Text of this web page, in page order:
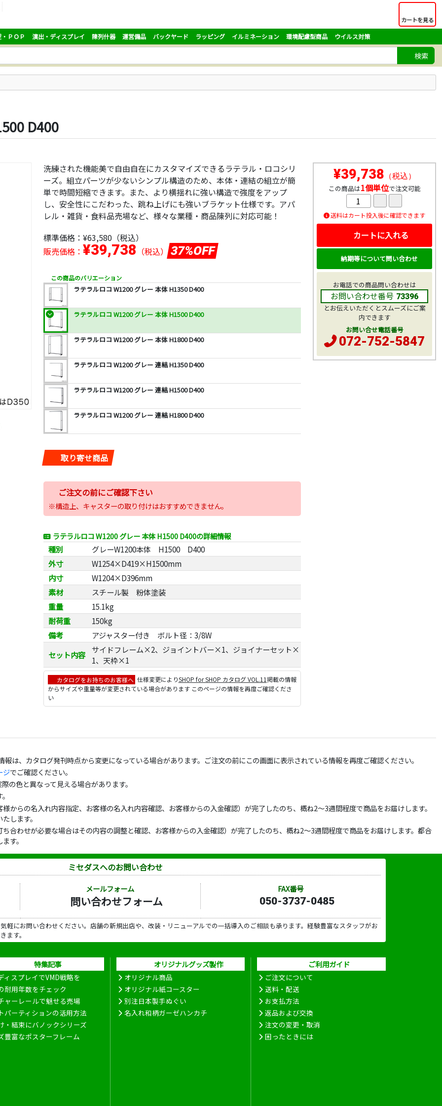
カートを見る
・ＰＯＰ 演出・ディスプレイ 陳列什器 運営備品 バックヤード ラッピング イルミネーション 環境配慮型商品 ウイルス対策
検索
D400
洗練された機能美で自由自在にカスタマイズできるラテラル・ロコシリ
ーズ。組立パーツが少ないシンプル構造のため、本体・連結の組立が簡
単で時間短縮できます。また、より横揺れに強い構造で強度をアップ
し、安全性にこだわった、跳ね上げにも強いブラケット仕様です。アパ
レル・雑貨・食料品売場など、様々な業種・商品陳列に対応可能！
標準価格： ¥63,580 （税込）
販売価格： ¥39,738 （税込） 37%OFF
この商品のバリエーション
ラテラルロコ W1200 グレー 本体 H1350 D400
ラテラルロコ W1200 グレー 本体 H1500 D400
ラテラルロコ W1200 グレー 本体 H1800 D400
ラテラルロコ W1200 グレー 連結 H1350 D400
ラテラルロコ W1200 グレー 連結 H1500 D400
ラテラルロコ W1200 グレー 連結 H1800 D400
取り寄せ商品
ご注文の前にご確認下さい
※構造上、キャスターの取り付けはおすすめできません。
ラテラルロコ W1200 グレー 本体 H1500 D400の詳細情報
種別
グレーW1200本体 H1500 D400
外寸
W1254×D419×H1500mm
内寸
W1204×D396mm
素材
スチール製 粉体塗装
重量
15.1kg
耐荷重
150kg
備考
アジャスター付き ボルト径：3/8W
セット内容 サイドフレーム×2、ジョイントバー×1、ジョイナーセット×
1、天枠×1
カタログをお持ちのお客様へ 仕様変更によりSHOP for SHOP カタログ VOL.11掲載の情報
からサイズや重量等が変更されている場合があります このページの情報を再度ご確認くださ
い
¥39,738 （税込）
この商品は1個単位で注文可能
送料はカート投入後に確認できます
カートに入れる
納期等について問い合わせ
お電話での商品問い合わせは
お問い合わせ番号 73396
とお伝えいただくとスムーズにご案
内できます
お問い合せ電話番号
072-752-5847
は、カタログ発刊時点から変更になっている場合があります。ご注文の前にこの画面に表示されている情報を再度ご確認ください。
ジでご確認ください。
の色と異なって見える場合があります。
からの名入れ内容指定、お客様の名入れ内容確認、お客様からの入金確認）が完了したのち、概ね2～3週間程度で商品をお届けします。
します。
合わせが必要な場合はその内容の調整と確認、お客様からの入金確認）が完了したのち、概ね2～3週間程度で商品をお届けします。都合
す。
ミセダスへのお問い合わせ
メールフォーム
問い合わせフォーム
FAX番号
050-3737-0485
軽にお問い合わせください。店舗の新規出店や、改装・リニューアルでの一括導入のご相談も承ります。経験豊富なスタッフがお
ます。
特集記事
ィスプレイでVMD戦略を
耐用年数をチェック
ャーレールで魅せる売場
パーティションの活用方法
・結束にバノックシリーズ
豊富なポスターフレーム
オリジナルグッズ製作
オリジナル商品
オリジナル紙コースター
別注日本製手ぬぐい
名入れ和柄ガーゼハンカチ
ご利用ガイド
ご注文について
送料・配送
お支払方法
返品および交換
注文の変更・取消
困ったときには